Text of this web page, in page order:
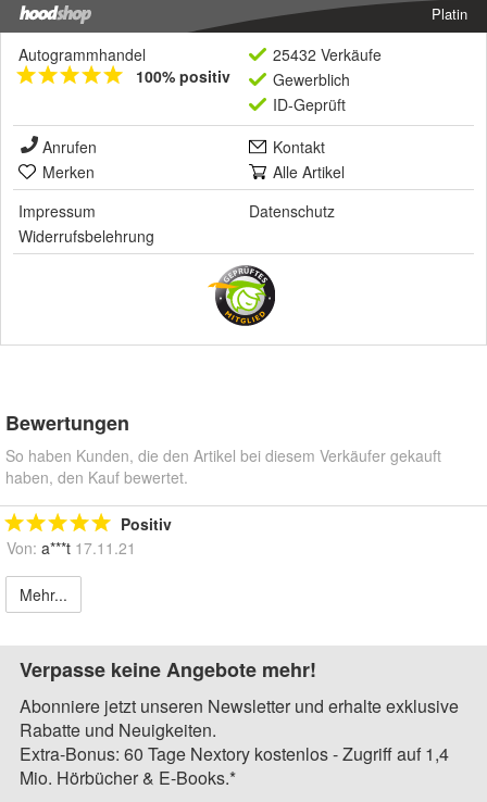
Platin
Autogrammhandel
100% positiv
25432 Verkäufe
Gewerblich
ID-Geprüft
Anrufen
Kontakt
Merken
Alle Artikel
Impressum
Datenschutz
Widerrufsbelehrung
Bewertungen
So haben Kunden, die den Artikel bei diesem Verkäufer gekauft
haben, den Kauf bewertet.
Positiv
Von: a***t 17.11.21
Mehr...
Verpasse keine Angebote mehr!
Abonniere jetzt unseren Newsletter und erhalte exklusive
Rabatte und Neuigkeiten.
Extra-Bonus: 60 Tage Nextory kostenlos - Zugriff auf 1,4
Mio. Hörbücher & E-Books.*